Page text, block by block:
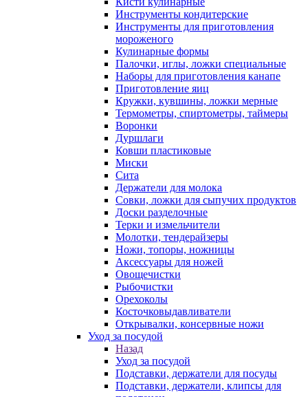
Инструменты кондитерские
Инструменты для приготовления
мороженого
Кулинарные формы
Палочки, иглы, ложки специальные
Наборы для приготовления канапе
Приготовление яиц
Кружки, кувшины, ложки мерные
Термометры, спиртометры, таймеры
Воронки
Дуршлаги
Ковши пластиковые
Миски
Сита
Держатели для молока
Совки, ложки для сыпучих продуктов
Доски разделочные
Терки и измельчители
Молотки, тендерайзеры
Ножи, топоры, ножницы
Аксессуары для ножей
Овощечистки
Рыбочистки
Орехоколы
Косточковыдавливатели
Открывалки, консервные ножи
Уход за посудой
Назад
Уход за посудой
Подставки, держатели для посуды
Подставки, держатели, клипсы для